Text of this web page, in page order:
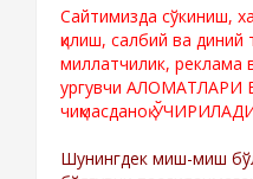
Сайтимизда сўкиниш,
қилиш, салбий ва
миллатчилик, реклама
ургувчи АЛОМАТЛАРИ
чиқмасданоқ
Шунингдек миш-миш